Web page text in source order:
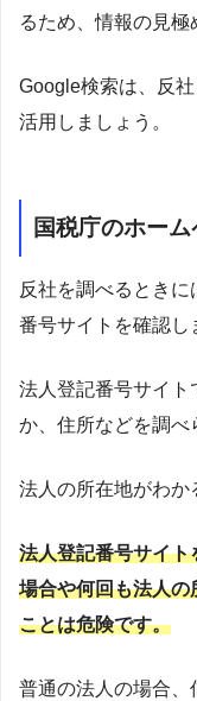
るため、情報の見極
Google検索は、反
活用しましょう。
国税庁のホー
反社を調べるとき
番号サイトを確認し
法人登記番号サイト
か、住所などを調べ
法人の所在地がわか
法人登記番号サイト
場合や何回も法人の
ことは危険です。
普通の法人の場合、